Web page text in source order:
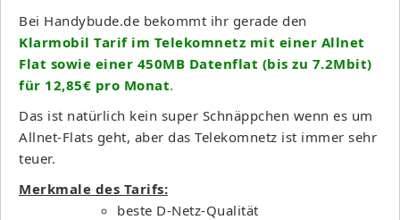
Bei Handybude.de bekommt ihr gerade den
Klarmobil Tarif im Telekomnetz mit einer Allnet
Flat sowie einer 450MB Datenflat (bis zu 7.2Mbit)
für 12,85€ pro Monat.
Das ist natürlich kein super Schnäppchen wenn es um
Allnet-Flats geht, aber das Telekomnetz ist immer sehr
teuer.
Merkmale des Tarifs:
beste D-Netz-Qualität